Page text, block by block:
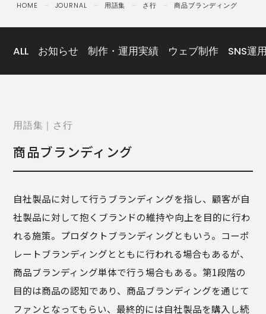
IDENTITY
ABOUT
US
COMPANY
JOURNAL
CONTACT
US
PRIVACY
POLICY
SECURITY
POLICY
特定商取引
に基づく表
記
HOME － JOURNAL － 用語集 － さ行 － 商品ブランディング
ALL お知らせ 制作・運用実績 ウェブ制作 SNS運
用語集｜さ行
商品ブランディング
自社製品に対して行うブランディングを指し、顧客が自
社製品に対して抱くブランドの維持や向上を目的に行わ
れる施策。プロダクトブランディングともいう。コーポ
レートブランディングとともに行われる場合もあるが、
商品ブランディング単体で行う場合もある。第1段階の
目的は商品の認知であり、商品ブランディングを通じて
ファンとなってもらい、最終的には自社製品を購入し続